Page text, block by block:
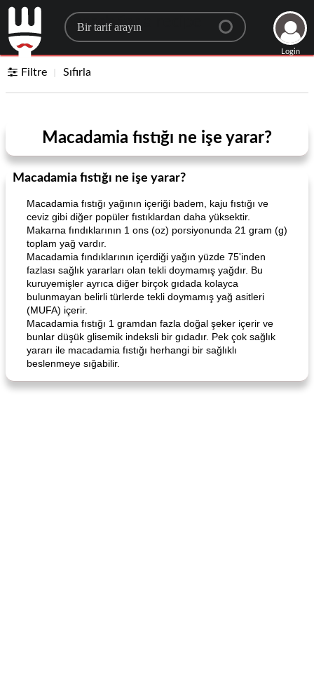
Search for a recipe
Login
Filtre Sıfırla
Macadamia fıstığı ne işe yarar?
Macadamia fıstığı ne işe yarar?
Macadamia fıstığı yağının içeriği badem, kaju fıstığı ve
ceviz gibi diğer popüler fıstıklardan daha yüksektir.
Makarna fındıklarının 1 ons (oz) porsiyonunda 21 gram (g)
toplam yağ vardır.
Macadamia fındıklarının içerdiği yağın yüzde 75'inden
fazlası sağlık yararları olan tekli doymamış yağdır. Bu
kuruyemişler ayrıca diğer birçok gıdada kolayca
bulunmayan belirli türlerde tekli doymamış yağ asitleri
(MUFA) içerir.
Macadamia fıstığı 1 gramdan fazla doğal şeker içerir ve
bunlar düşük glisemik indeksli bir gıdadır. Pek çok sağlık
yararı ile macadamia fıstığı herhangi bir sağlıklı
beslenmeye sığabilir.